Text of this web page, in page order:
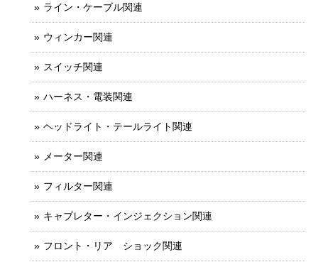
ライン・ケーブル関連
ウィンカー関連
スイッチ関連
ハーネス・電装関連
ヘッドライト・テールライト関連
メーター関連
フィルター関連
キャブレター・インジェクション関連
フロント・リア ショック関連